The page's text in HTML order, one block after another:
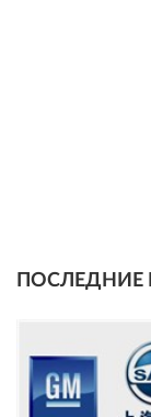
ПОСЛЕДНИЕ